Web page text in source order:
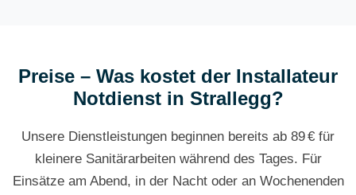
Preise – Was kostet der Installateur
Notdienst in Strallegg?
Unsere Dienstleistungen beginnen bereits ab 89 € für
kleinere Sanitärarbeiten während des Tages. Für
Einsätze am Abend, in der Nacht oder an Wochenenden